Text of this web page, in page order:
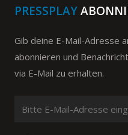
PRESSPLAY
Gib deine E-Mail-Adresse
abonnieren und
via E-Mail zu erhalten.